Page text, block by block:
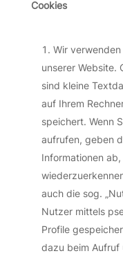
Cookies
Wir
unserer Website.
sind kleine
auf Ihrem
speichert. Wenn
aufrufen, geben
Informationen
auch die sog.
Nutzer mittels
Profile
dazu beim Aufruf